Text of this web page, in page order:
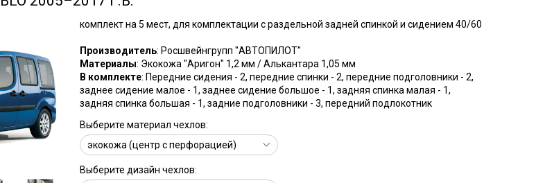
комплект на 5 мест, для комплектации с раздельной задней спинкой и сидением 40/60
Производитель: Росшвейнгрупп "АВТОПИЛОТ"
Материалы: Экокожа "Аригон" 1,2 мм / Алькантара 1,05 мм
В комплекте: Передние сидения - 2, передние спинки - 2, передние подголовники - 2,
заднее сидение малое - 1, заднее сидение большое - 1, задняя спинка малая - 1,
задняя спинка большая - 1, задние подголовники - 3, передний подлокотник
Выберите материал чехлов:
Выберите дизайн чехлов: